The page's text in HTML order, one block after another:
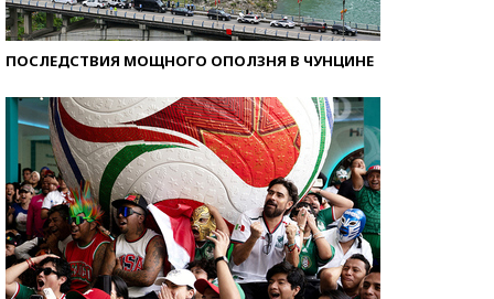
ПОСЛЕДСТВИЯ МОЩНОГО ОПОЛЗНЯ В ЧУНЦИНЕ